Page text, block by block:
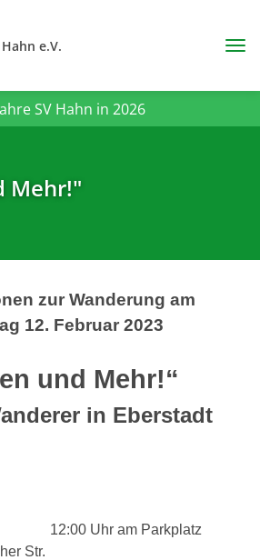
e.V.
SV Hahn in 2026
Mehr!"
zur Wanderung am
12. Februar 2023
und Mehr!“
in Eberstadt
12:00 Uhr am Parkplatz
Str.